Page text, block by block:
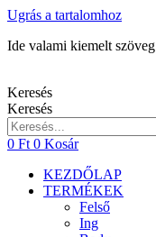
Ugrás a tartalomhoz
Ide valami kiemelt szöveg
Keresés
Keresés
0 Ft 0 Kosár
KEZDŐLAP
TERMÉKEK
Felső
Ing